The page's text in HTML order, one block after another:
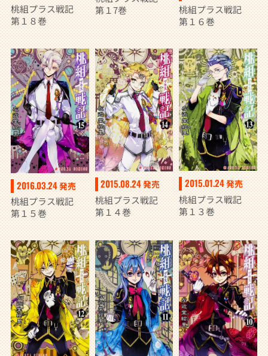
桃組プラス戦記
第１８巻
第１7巻
桃組プラス戦記
第１６巻
2016.03.24発売
桃組プラス戦記
第１５巻
2015.08.24発売
桃組プラス戦記
第１４巻
2015.01.24発売
桃組プラス戦記
第１３巻